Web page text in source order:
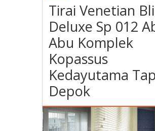
Tirai Venetian
Deluxe Sp 012
Abu Komplek
Kopassus
Kedayutama
Depok